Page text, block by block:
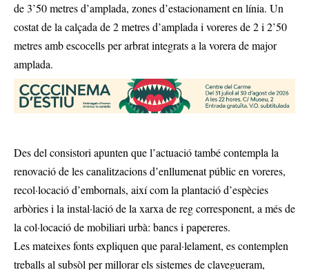
de 3’50 metres d’amplada, zones d’estacionament en línia. Un
costat de la calçada de 2 metres d’amplada i voreres de 2 i 2’50
metres amb escocells per arbrat integrats a la vorera de major
amplada.
Des del consistori apunten que l’actuació també contempla la
renovació de les canalitzacions d’enllumenat públic en voreres,
recol·locació d’embornals, així com la plantació d’espècies
arbòries i la instal·lació de la xarxa de reg corresponent, a més de
la col·locació de mobiliari urbà: bancs i papereres.
Les mateixes fonts expliquen que paral·lelament, es contemplen
treballs al subsòl per millorar els sistemes de clavegueram,